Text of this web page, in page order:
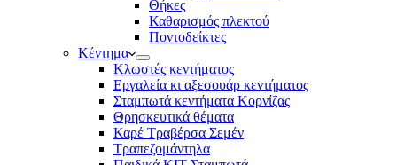
Θήκες
Καθαρισμός πλεκτού
Ποντοδείκτες
Κέντημα
Κλωστές κεντήματος
Eργαλεία κι αξεσουάρ κεντήματος
Σταμπωτά κεντήματα Κορνίζας
Θρησκευτικά θέματα
Καρέ Τραβέρσα Σεμέν
Τραπεζομάντηλα